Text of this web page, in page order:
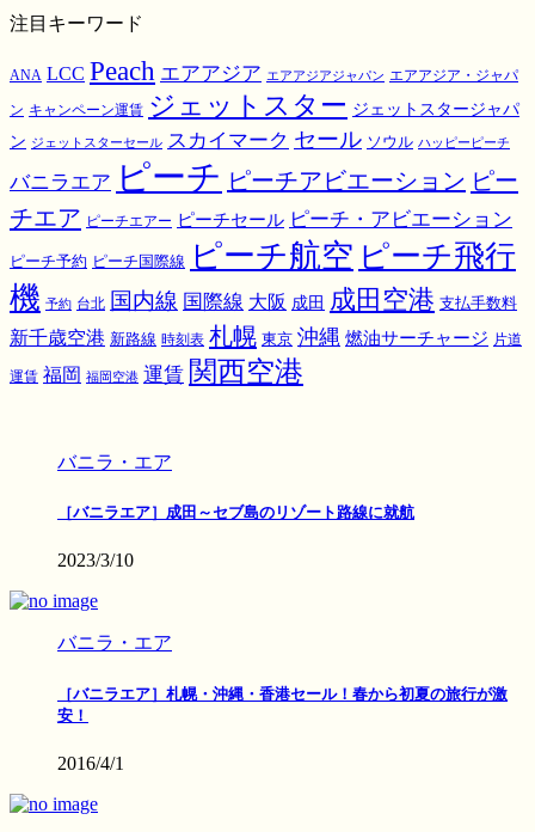
注目キーワード
ANA LCC Peach エアアジア エアアジアジャパン エアアジア・ジャパ
ン キャンペーン運賃 ジェットスター ジェットスタージャパ
ン ジェットスターセール スカイマーク セール ソウル ハッピーピーチ
バニラエア ピーチ ピーチアビエーション ピー
チエア ピーチエアー ピーチセール ピーチ・アビエーション
ピーチ予約 ピーチ国際線 ピーチ航空 ピーチ飛行
機 予約 台北 国内線 国際線 大阪 成田 成田空港 支払手数料
新千歳空港 新路線 時刻表 札幌 東京 沖縄 燃油サーチャージ 片道
運賃 福岡 福岡空港 運賃 関西空港
バニラ・エア
［バニラエア］成田～セブ島のリゾート路線に就航
2023/3/10
バニラ・エア
［バニラエア］札幌・沖縄・香港セール！春から初夏の旅行が激
安！
2016/4/1